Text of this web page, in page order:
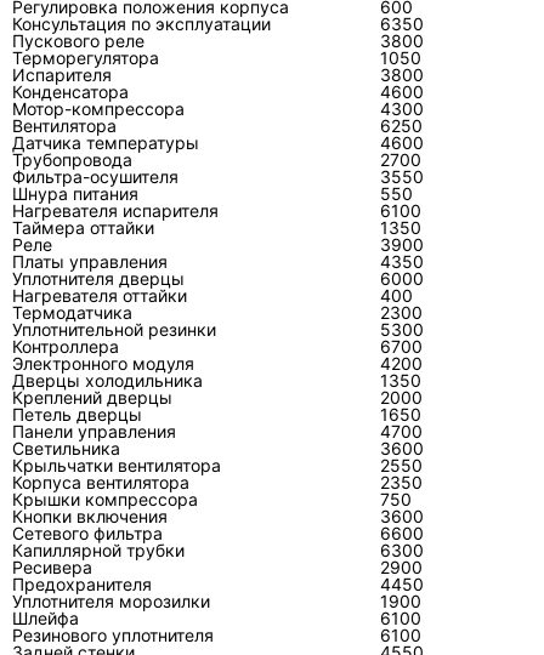
контрольным запуском во всех нужных
режимах. После работ проверяют отсутствие
ошибок, стабильность вентиляторов и
компрессора, температуру воздуха, отвод
конденсата, герметичность соединений и
отсутствие постороннего шума. При замене
компрессора отдельно оценивают состояние
контура и причину его отказа; страница о
замене компрессоров
полезна только как
описание операции, но решение принимают
после измерений.
Как оценить специалиста до
начала работ?
Компетентный специалист сначала уточняет
модель и симптомы, затем объясняет план
проверки и отделяет диагностику от
предполагаемого ремонта. В смете должны
быть понятны работа, детали, расходные
материалы и условия, при которых цена
изменится.
Регулировка положения корпуса
600
Консультация по эксплуатации
6350
Пускового реле
3800
Терморегулятора
1050
Испарителя
3800
Конденсатора
4600
Мотор-компрессора
4300
Вентилятора
6250
Датчика температуры
4600
Трубопровода
2700
Фильтра-осушителя
3550
Шнура питания
550
Нагревателя испарителя
6100
Таймера оттайки
1350
Реле
3900
Платы управления
4350
Уплотнителя дверцы
6000
Нагревателя оттайки
400
Термодатчика
2300
Уплотнительной резинки
5300
Контроллера
6700
Электронного модуля
4200
Дверцы холодильника
1350
Креплений дверцы
2000
Петель дверцы
1650
Панели управления
4700
Светильника
3600
Крыльчатки вентилятора
2550
Корпуса вентилятора
2350
Крышки компрессора
750
Кнопки включения
3600
Сетевого фильтра
6600
Капиллярной трубки
6300
Ресивера
2900
Предохранителя
4450
Уплотнителя морозилки
1900
Шлейфа
6100
Резинового уплотнителя
6100